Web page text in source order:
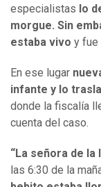
especialistas lo
morgue. Sin
estaba vivo y fue
En ese lugar
infante y lo
donde la fiscalía
cuenta del caso.
“La señora de
las 6:30 de la